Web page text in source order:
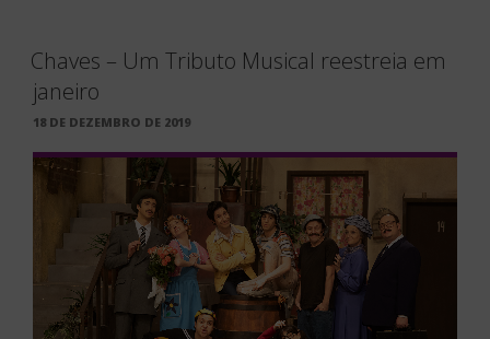
Chaves – Um Tributo Musical reestreia em
janeiro
PUBLICADO
18 DE DEZEMBRO DE 2019